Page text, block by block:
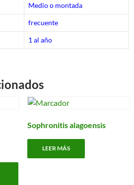
Medio o montada
frecuente
1 al año
Este
Sophronitis alagoensis
LEER MÁS